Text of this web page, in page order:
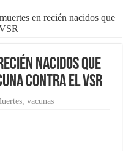
en recién nacidos que
nacidos que
contra el VSR
,vacunas